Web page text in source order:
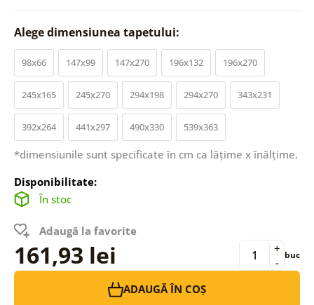
Alege dimensiunea tapetului:
98x66 147x99 147x270 196x132 196x270
245x165 245x270 294x198 294x270 343x231
392x264 441x297 490x330 539x363
*dimensiunile sunt specificate în cm ca lățime x înălțime.
Disponibilitate:
În stoc
Adaugă la favorite
161,93 lei -
+ buc
ADAUGĂ ÎN COȘ